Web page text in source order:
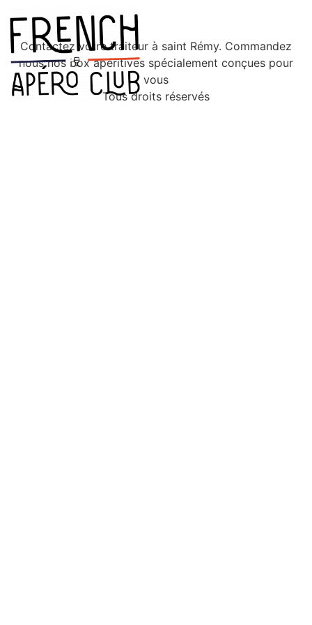
Contactez votre traiteur à saint Rémy. Commandez
nous nos box apéritives spécialement conçues pour
vous
Tous droits réservés